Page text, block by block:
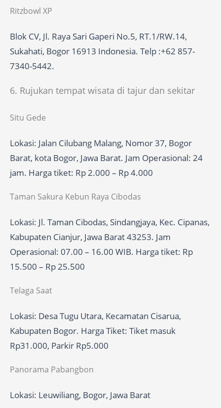
Ritzbowl XP
Blok CV, Jl. Raya Sari Gaperi No.5, RT.1/RW.14,
Sukahati, Bogor 16913 Indonesia. Telp :+62 857-
7340-5442.
6. Rujukan tempat wisata di tajur dan sekitar
Situ Gede
Lokasi: Jalan Cilubang Malang, Nomor 37, Bogor
Barat, kota Bogor, Jawa Barat. Jam Operasional: 24
jam. Harga tiket: Rp 2.000 – Rp 4.000
Taman Sakura Kebun Raya Cibodas
Lokasi: Jl. Taman Cibodas, Sindangjaya, Kec. Cipanas,
Kabupaten Cianjur, Jawa Barat 43253. Jam
Operasional: 07.00 – 16.00 WIB. Harga tiket: Rp
15.500 – Rp 25.500
Telaga Saat
Lokasi: Desa Tugu Utara, Kecamatan Cisarua,
Kabupaten Bogor. Harga Tiket: Tiket masuk
Rp31.000, Parkir Rp5.000
Panorama Pabangbon
Lokasi: Leuwiliang, Bogor, Jawa Barat